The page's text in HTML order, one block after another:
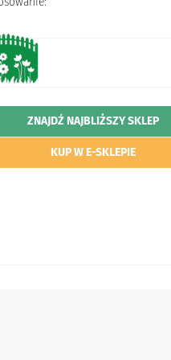
ZNAJDŹ NAJBLIŻSZY SKLEP
KUP W E-SKLEPIE